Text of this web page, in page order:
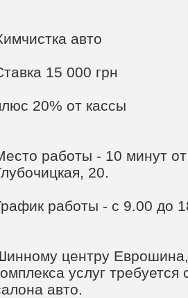
авто
15 000 грн
20% от кассы
работы - 10 минут
20.
работы - с 9.00 до
центру
услуг
авто.